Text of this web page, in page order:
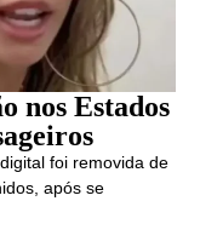
nos Estados
foi removida de
após se